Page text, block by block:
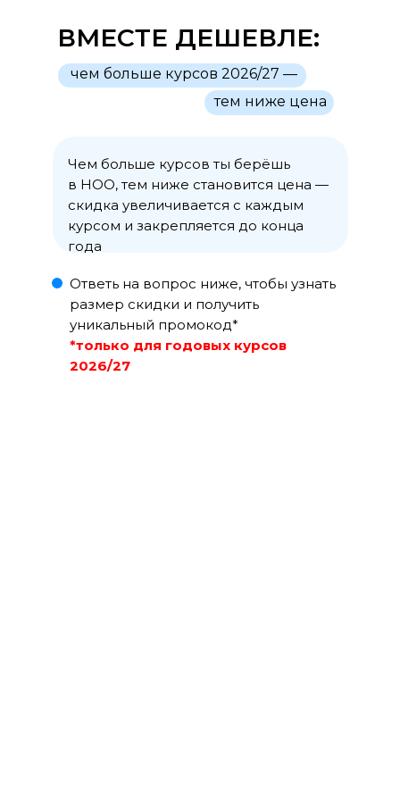
ВМЕСТЕ ДЕШЕВЛЕ:
тем ниже цена
чем больше курсов 2026/27 —
Чем больше курсов ты берёшь
в НОО, тем ниже становится цена —
скидка увеличивается с каждым
курсом и закрепляется до конца
года
Ответь на вопрос ниже, чтобы узнать
размер скидки и получить
уникальный промокод*
*только для годовых курсов
2026/27